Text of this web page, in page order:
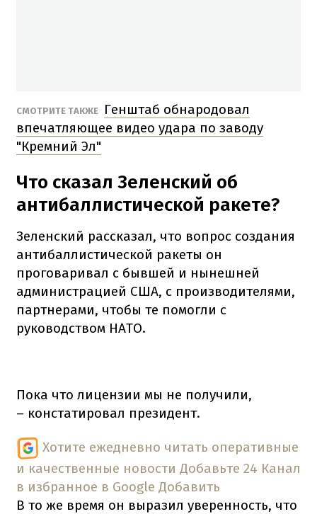
СМОТРИТЕ ТАКЖЕ
Генштаб обнародовал
впечатляющее видео удара по заводу
"Кремний Эл"
Что сказал Зеленский об
антибаллистической ракете?
Зеленский рассказал, что вопрос создания
антибаллистической ракеты он
проговаривал с бывшей и нынешней
администрацией США, с производителями,
партнерами, чтобы те помогли с
руководством НАТО.
Пока что лицензии мы не получили,
– констатировал президент.
Хотите ежедневно читать оперативные
и качественные новости Добавьте 24 Канал
в избранное в Google Добавить
В то же время он выразил уверенность, что